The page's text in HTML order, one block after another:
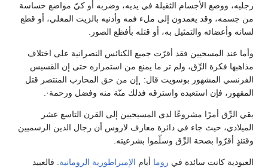
رجليه، ووضع الأجسام الثقيلة في يديه، وضربه أو كيّ مواضع حساسة
من جسمه، وقد يعمدون إلى ملء فمه وأذنيه بالزيت المغلي، أو قطع
لسانه وأعضائه والتمثيل به، أو قتله بأفظع الصور.
وأما عند المسحيين فقد أقرّت جميع الكنائس النصرانية على اختلاف
مذاهبها فكرة الرِّق، ولم تر ما يمنع من استمراره حتى إن القسيس
الفرنسي المشهور بوسويت قال: ¸إن من حق المحارب المنتصر قتل
المقهور، فإن استعبده واسترقه فذلك منّة منه وفضل ورحمة·.
بقي الرِّق أمرًا مشروعًا لدى المسيحيين إلى القرن التاسع عشر
الميلادي، حيث جاء في دائرة معارف لاروس أن رجال الدين الرسميين
وقتئذٍ أقرّوا بصحة الرِّق وسلّموا بشرعيته.
العبودية كانت سائدة في روما أيام الإمبراطورية الرومانية . فالعبيد